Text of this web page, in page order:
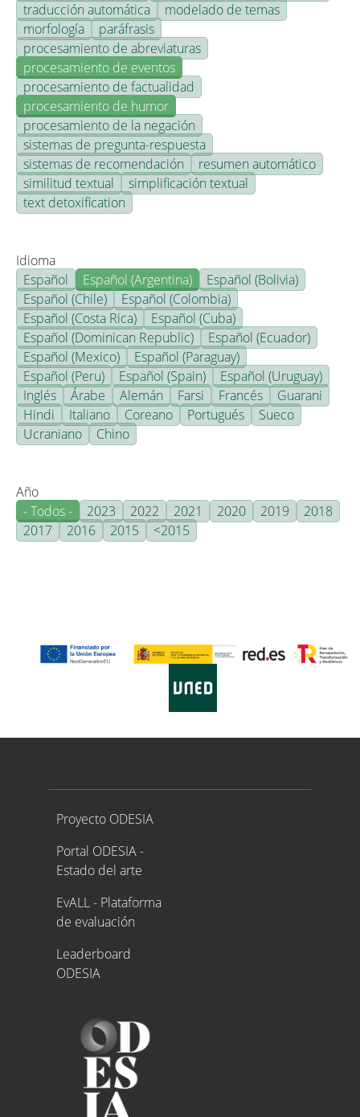
traducción automática
modelado de temas
morfología
paráfrasis
procesamiento de abreviaturas
procesamiento de eventos
procesamiento de factualidad
procesamiento de humor
procesamiento de la negación
sistemas de pregunta-respuesta
sistemas de recomendación
resumen automático
similitud textual
simplificación textual
text detoxification
Idioma
Español
Español (Argentina)
Español (Bolivia)
Español (Chile)
Español (Colombia)
Español (Costa Rica)
Español (Cuba)
Español (Dominican Republic)
Español (Ecuador)
Español (Mexico)
Español (Paraguay)
Español (Peru)
Español (Spain)
Español (Uruguay)
Inglés
Árabe Alemán Farsi Francés
Guarani
Hindi
Italiano Coreano Portugués
Sueco
Ucraniano
Chino
Año
- Todos -
2023 2022 2021 2020 2019
2018
2017
2016 2015 <2015
Proyecto ODESIA
Proyecto ODESIA
Portal ODESIA -
Estado del arte
EvALL - Plataforma
de evaluación
Leaderboard
ODESIA